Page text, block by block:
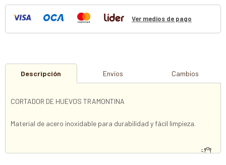
Ver medios de pago
Descripción Envíos Cambios
CORTADOR DE HUEVOS TRAMONTINA
Material de acero inoxidable para durabilidad y fácil limpieza.